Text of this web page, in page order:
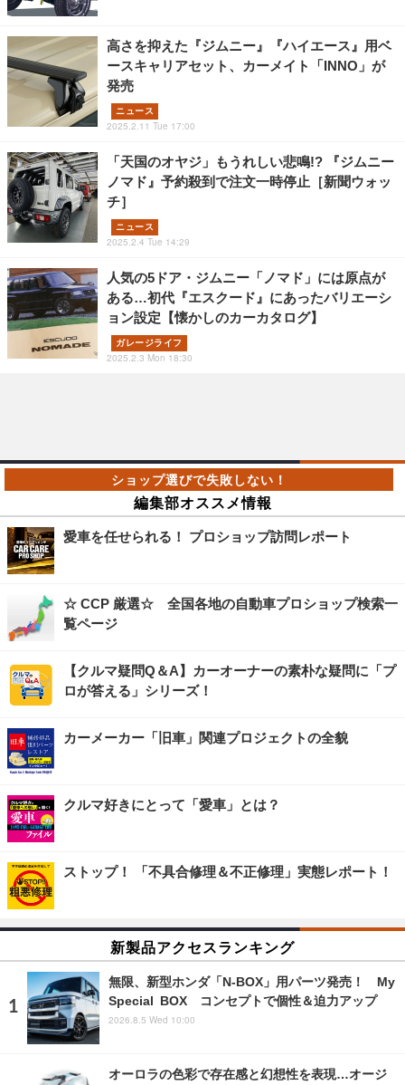
高さを抑えた『ジムニー』『ハイエース』用ベ
ースキャリアセット、カーメイト「INNO」が
発売
ニュース
2025.2.11 Tue 17:00
「天国のオヤジ」もうれしい悲鳴!? 『ジムニー
ノマド』予約殺到で注文一時停止［新聞ウォッ
チ］
ニュース
2025.2.4 Tue 14:29
人気の5ドア・ジムニー「ノマド」には原点が
ある…初代『エスクード』にあったバリエーシ
ョン設定【懐かしのカーカタログ】
ガレージライフ
2025.2.3 Mon 18:30
編集部オススメ情報
愛車を任せられる！ プロショップ訪問レポート
☆ CCP 厳選☆ 全国各地の自動車プロショップ検索一
覧ページ
【クルマ疑問Q＆A】カーオーナーの素朴な疑問に「プ
ロが答える」シリーズ！
カーメーカー「旧車」関連プロジェクトの全貌
クルマ好きにとって「愛車」とは？
ストップ！ 「不具合修理＆不正修理」実態レポート！
新製品アクセスランキング
無限、新型ホンダ「N-BOX」用パーツ発売！ My
Special BOX コンセプトで個性＆迫力アップ
2026.8.5 Wed 10:00
オーロラの色彩で存在感と幻想性を表現…オージ